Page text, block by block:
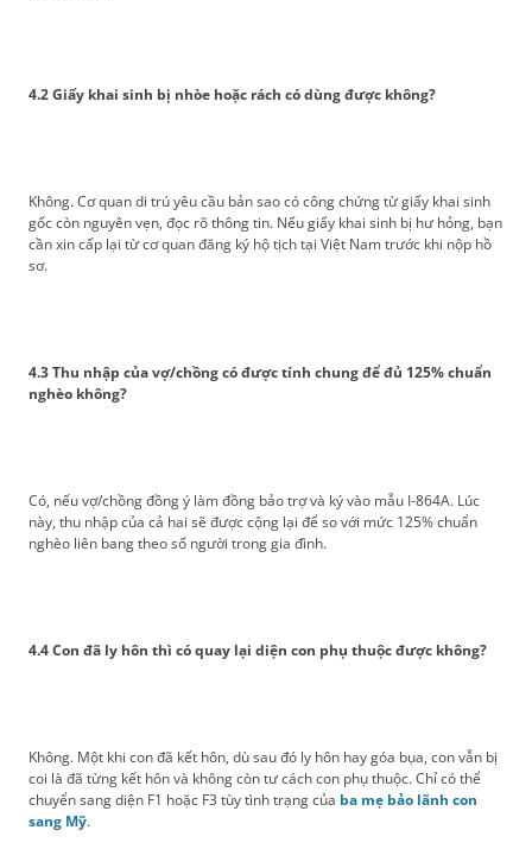
4.2 Giấy khai sinh bị nhòe hoặc rách có dùng được không?
Không. Cơ quan di trú yêu cầu bản sao có công chứng từ giấy khai sinh
gốc còn nguyên vẹn, đọc rõ thông tin. Nếu giấy khai sinh bị hư hỏng, bạn
cần xin cấp lại từ cơ quan đăng ký hộ tịch tại Việt Nam trước khi nộp hồ
sơ.
4.3 Thu nhập của vợ/chồng có được tính chung để đủ 125% chuẩn
nghèo không?
Có, nếu vợ/chồng đồng ý làm đồng bảo trợ và ký vào mẫu I-864A. Lúc
này, thu nhập của cả hai sẽ được cộng lại để so với mức 125% chuẩn
nghèo liên bang theo số người trong gia đình.
4.4 Con đã ly hôn thì có quay lại diện con phụ thuộc được không?
Không. Một khi con đã kết hôn, dù sau đó ly hôn hay góa bụa, con vẫn bị
coi là đã từng kết hôn và không còn tư cách con phụ thuộc. Chỉ có thể
chuyển sang diện F1 hoặc F3 tùy tình trạng của ba mẹ bảo lãnh con
sang Mỹ.